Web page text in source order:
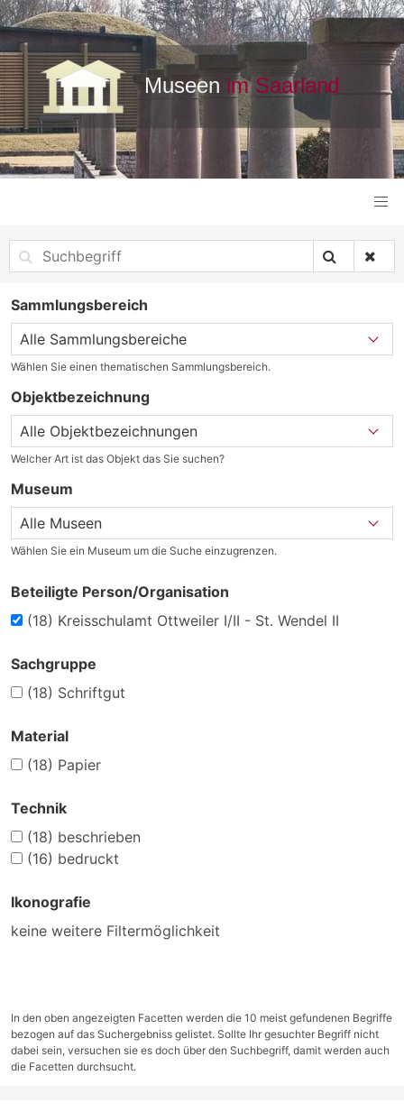
Sammlungsbereich
Wählen Sie einen thematischen Sammlungsbereich.
Objektbezeichnung
Welcher Art ist das Objekt das Sie suchen?
Museum
Wählen Sie ein Museum um die Suche einzugrenzen.
Beteiligte Person/Organisation
(18) Kreisschulamt Ottweiler I/II - St. Wendel II
Sachgruppe
(18) Schriftgut
Material
(18) Papier
Technik
(18) beschrieben
(16) bedruckt
Ikonografie
keine weitere Filtermöglichkeit
In den oben angezeigten Facetten werden die 10 meist gefundenen Begriffe
bezogen auf das Suchergebniss gelistet. Sollte Ihr gesuchter Begriff nicht
dabei sein, versuchen sie es doch über den Suchbegriff, damit werden auch
die Facetten durchsucht.